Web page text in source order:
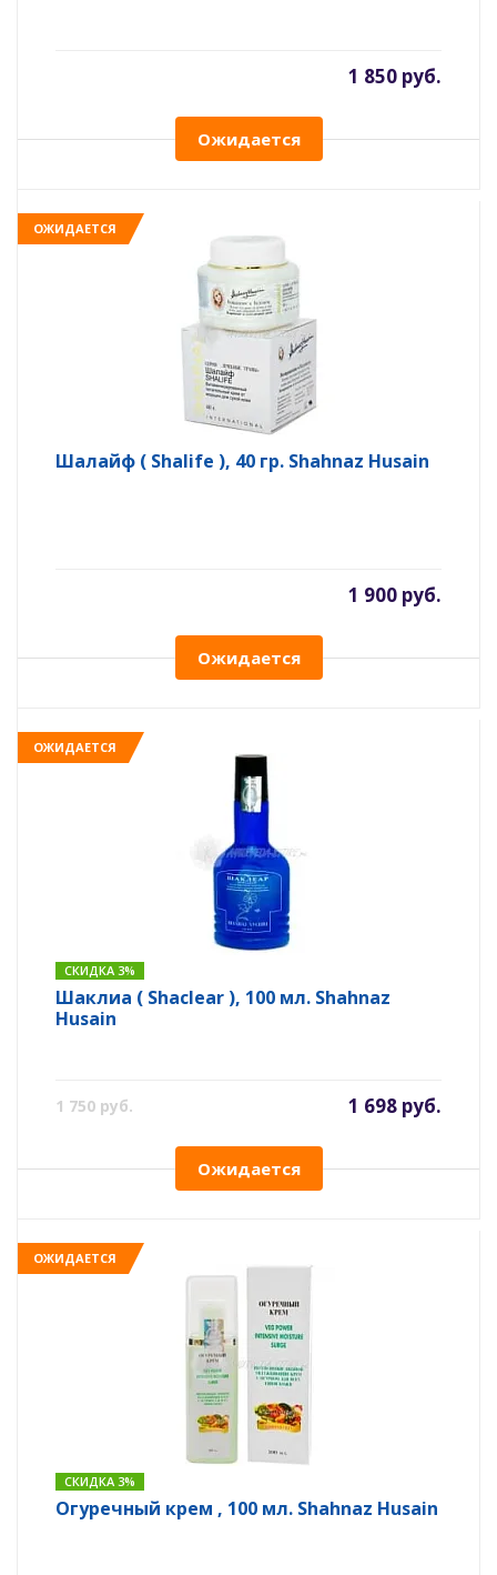
1 850 руб.
Ожидается
ОЖИДАЕТСЯ
Шалайф ( Shalife ), 40 гр. Shahnaz Husain
1 900 руб.
Ожидается
ОЖИДАЕТСЯ
СКИДКА 3%
Шаклиа ( Shaclear ), 100 мл. Shahnaz
Husain
1 750 руб. 1 698 руб.
Ожидается
ОЖИДАЕТСЯ
СКИДКА 3%
Огуречный крем , 100 мл. Shahnaz Husain